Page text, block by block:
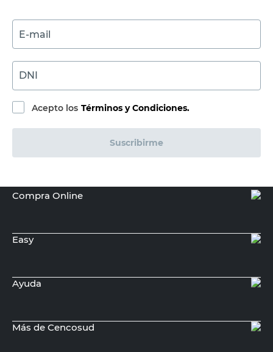
E-mail
DNI
Acepto los Términos y Condiciones.
Suscribirme
Compra Online
Easy
Ayuda
Más de Cencosud